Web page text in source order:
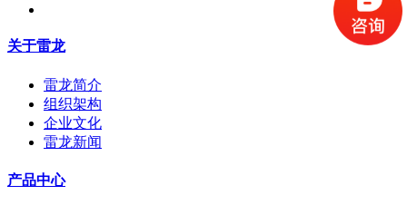
关于雷龙
雷龙简介
组织架构
企业文化
雷龙新闻
产品中心